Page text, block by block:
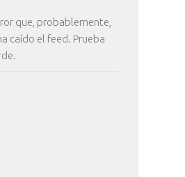
que, probablemente,
caído el feed. Prueba